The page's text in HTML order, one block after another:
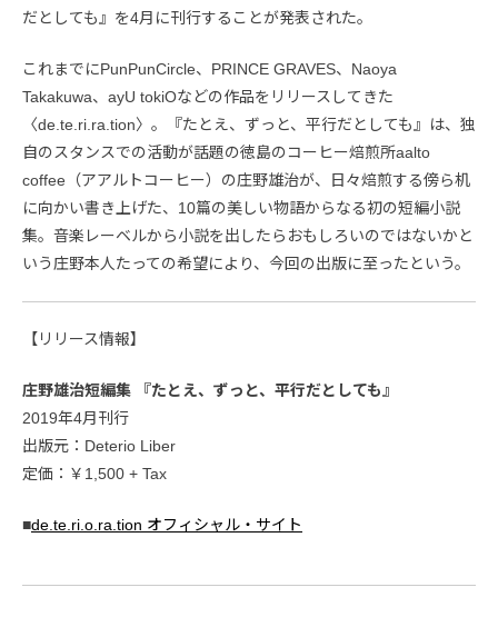
だとしても』を4月に刊行することが発表された。
これまでにPunPunCircle、PRINCE GRAVES、Naoya
Takakuwa、ayU tokiOなどの作品をリリースしてきた
〈de.te.ri.ra.tion〉。『たとえ、ずっと、平行だとしても』は、独
自のスタンスでの活動が話題の徳島のコーヒー焙煎所aalto
coffee（アアルトコーヒー）の庄野雄治が、日々焙煎する傍ら机
に向かい書き上げた、10篇の美しい物語からなる初の短編小説
集。音楽レーベルから小説を出したらおもしろいのではないかと
いう庄野本人たっての希望により、今回の出版に至ったという。
【リリース情報】
庄野雄治短編集 『たとえ、ずっと、平行だとしても』
2019年4月刊行
出版元：Deterio Liber
定価：￥1,500 + Tax
■de.te.ri.o.ra.tion オフィシャル・サイト